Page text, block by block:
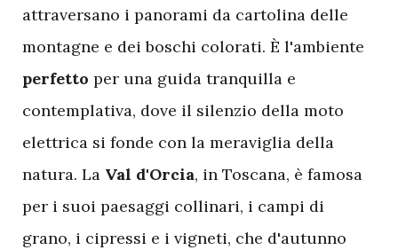
attraversano i panorami da cartolina delle
montagne e dei boschi colorati. È l'ambiente
perfetto per una guida tranquilla e
contemplativa, dove il silenzio della moto
elettrica si fonde con la meraviglia della
natura. La Val d'Orcia, in Toscana, è famosa
per i suoi paesaggi collinari, i campi di
grano, i cipressi e i vigneti, che d'autunno